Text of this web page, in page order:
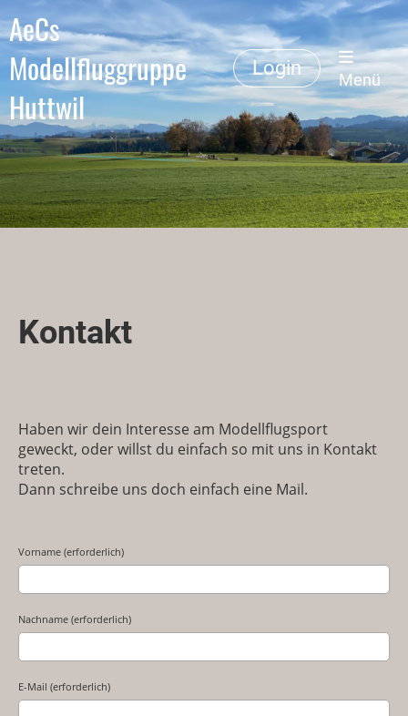
AeCs
Modellfluggruppe
Huttwil
Login
Menü
Kontakt
Haben wir dein Interesse am Modellflugsport
geweckt, oder willst du einfach so mit uns in Kontakt
treten.
Dann schreibe uns doch einfach eine Mail.
Vorname (erforderlich)
Nachname (erforderlich)
E-Mail (erforderlich)